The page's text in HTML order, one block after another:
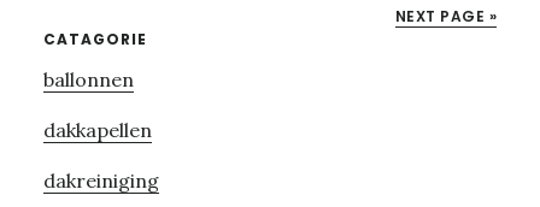
NEXT PAGE »
Primary
Sidebar
CATAGORIE
ballonnen
dakkapellen
dakreiniging